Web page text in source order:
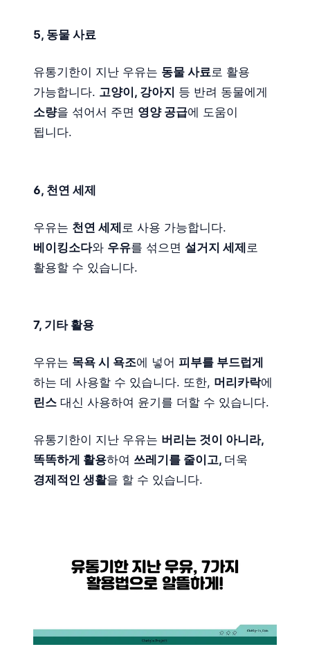
5, 동물 사료
유통기한이 지난 우유는 동물 사료로 활용
가능합니다. 고양이, 강아지 등 반려 동물에게
소량을 섞어서 주면 영양 공급에 도움이
됩니다.
6, 천연 세제
우유는 천연 세제 로 사용 가능합니다.
베이킹소다와 우유를 섞으면 설거지 세제 로
활용할 수 있습니다.
7, 기타 활용
우유는 목욕 시 욕조에 넣어 피부를 부드럽게
하는 데 사용할 수 있습니다. 또한, 머리카락에
린스 대신 사용하여 윤기를 더할 수 있습니다.
유통기한이 지난 우유는 버리는 것이 아니라,
똑똑하게 활용하여 쓰레기를 줄이고, 더욱
경제적인 생활을 할 수 있습니다.